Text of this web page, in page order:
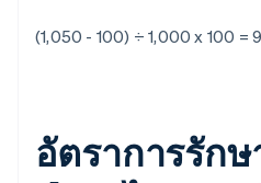
(1,050 - 100) ÷ 1,000 x 100 =
อัตราการรัก